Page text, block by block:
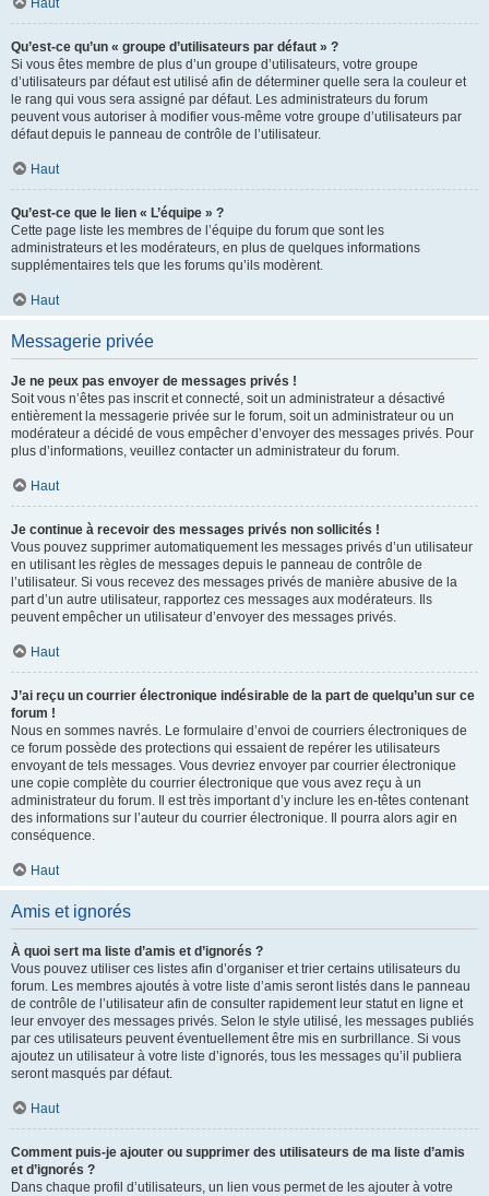
Haut
Qu’est-ce qu’un « groupe d’utilisateurs par défaut » ?
Si vous êtes membre de plus d’un groupe d’utilisateurs, votre groupe
d’utilisateurs par défaut est utilisé afin de déterminer quelle sera la couleur et
le rang qui vous sera assigné par défaut. Les administrateurs du forum
peuvent vous autoriser à modifier vous-même votre groupe d’utilisateurs par
défaut depuis le panneau de contrôle de l’utilisateur.
Haut
Qu’est-ce que le lien « L’équipe » ?
Cette page liste les membres de l’équipe du forum que sont les
administrateurs et les modérateurs, en plus de quelques informations
supplémentaires tels que les forums qu’ils modèrent.
Haut
Messagerie privée
Je ne peux pas envoyer de messages privés !
Soit vous n’êtes pas inscrit et connecté, soit un administrateur a désactivé
entièrement la messagerie privée sur le forum, soit un administrateur ou un
modérateur a décidé de vous empêcher d’envoyer des messages privés. Pour
plus d’informations, veuillez contacter un administrateur du forum.
Haut
Je continue à recevoir des messages privés non sollicités !
Vous pouvez supprimer automatiquement les messages privés d’un utilisateur
en utilisant les règles de messages depuis le panneau de contrôle de
l’utilisateur. Si vous recevez des messages privés de manière abusive de la
part d’un autre utilisateur, rapportez ces messages aux modérateurs. Ils
peuvent empêcher un utilisateur d’envoyer des messages privés.
Haut
J’ai reçu un courrier électronique indésirable de la part de quelqu’un sur ce
forum !
Nous en sommes navrés. Le formulaire d’envoi de courriers électroniques de
ce forum possède des protections qui essaient de repérer les utilisateurs
envoyant de tels messages. Vous devriez envoyer par courrier électronique
une copie complète du courrier électronique que vous avez reçu à un
administrateur du forum. Il est très important d’y inclure les en-têtes contenant
des informations sur l’auteur du courrier électronique. Il pourra alors agir en
conséquence.
Haut
Amis et ignorés
À quoi sert ma liste d’amis et d’ignorés ?
Vous pouvez utiliser ces listes afin d’organiser et trier certains utilisateurs du
forum. Les membres ajoutés à votre liste d’amis seront listés dans le panneau
de contrôle de l’utilisateur afin de consulter rapidement leur statut en ligne et
leur envoyer des messages privés. Selon le style utilisé, les messages publiés
par ces utilisateurs peuvent éventuellement être mis en surbrillance. Si vous
ajoutez un utilisateur à votre liste d’ignorés, tous les messages qu’il publiera
seront masqués par défaut.
Haut
Comment puis-je ajouter ou supprimer des utilisateurs de ma liste d’amis
et d’ignorés ?
Dans chaque profil d’utilisateurs, un lien vous permet de les ajouter à votre